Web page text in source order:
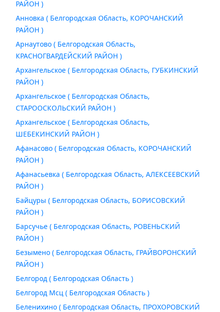
РАЙОН )
Анновка ( Белгородская Область, КОРОЧАНСКИЙ
РАЙОН )
Арнаутово ( Белгородская Область,
КРАСНОГВАРДЕЙСКИЙ РАЙОН )
Архангельское ( Белгородская Область, ГУБКИНСКИЙ
РАЙОН )
Архангельское ( Белгородская Область,
СТАРООСКОЛЬСКИЙ РАЙОН )
Архангельское ( Белгородская Область,
ШЕБЕКИНСКИЙ РАЙОН )
Афанасово ( Белгородская Область, КОРОЧАНСКИЙ
РАЙОН )
Афанасьевка ( Белгородская Область, АЛЕКСЕЕВСКИЙ
РАЙОН )
Байцуры ( Белгородская Область, БОРИСОВСКИЙ
РАЙОН )
Барсучье ( Белгородская Область, РОВЕНЬСКИЙ
РАЙОН )
Безымено ( Белгородская Область, ГРАЙВОРОНСКИЙ
РАЙОН )
Белгород ( Белгородская Область )
Белгород Мсц ( Белгородская Область )
Беленихино ( Белгородская Область, ПРОХОРОВСКИЙ